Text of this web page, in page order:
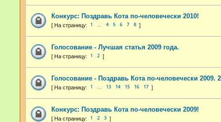
Конкурс: Поздравь Кота по-человечески 2010!
1 4 5 6 7 8
Голосование - Лучшая статья 2009 года.
1 2
Голосование - Поздравь Кота по-человечески 2009.
1 13 14 15 16 17
Конкурс: Поздравь Кота по-человечески 2009!
1 2 3